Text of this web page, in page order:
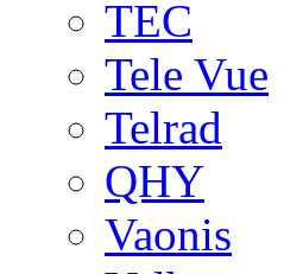
TEC
Tele Vue
Telrad
QHY
Vaonis